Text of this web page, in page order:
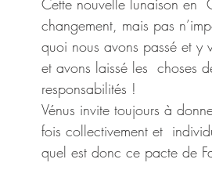
Cette nouvelle lunaison en
changement, mais pas
quoi nous avons passé et y
et avons laissé les  choses
responsabilités !
Vénus invite toujours à
fois collectivement et
quel est donc ce pacte de